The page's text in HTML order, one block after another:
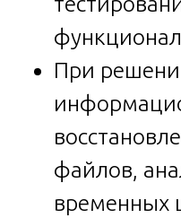
При
файлов,
временных